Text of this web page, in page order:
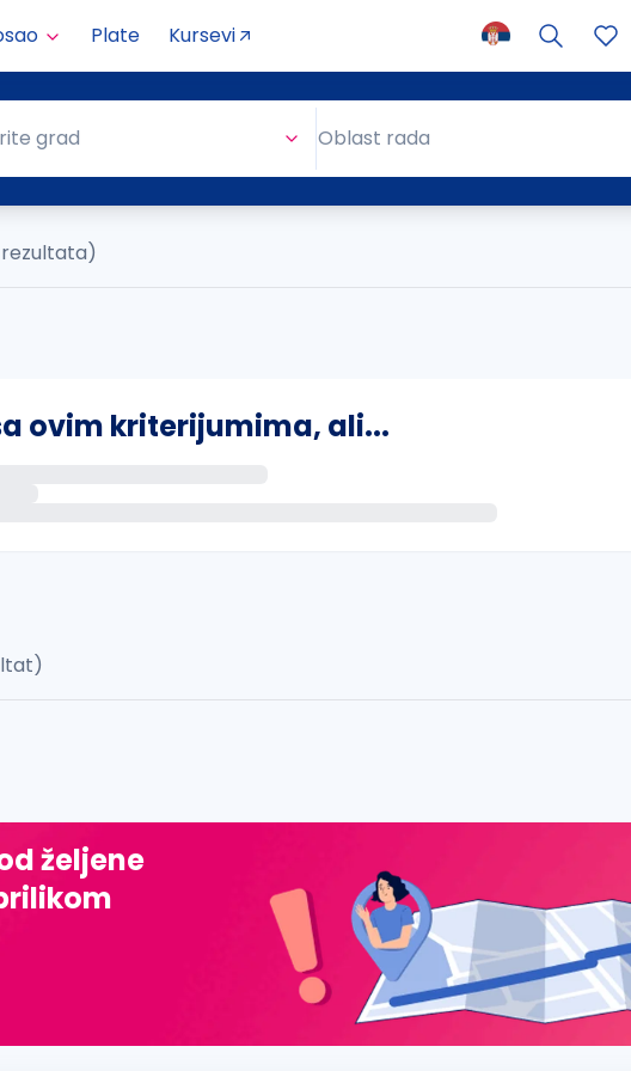
Plate Kursevi
grad Oblast rada
ovim kriterijumima, ali...
đ, ž, dž)
željene